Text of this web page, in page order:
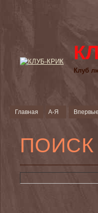
Клуб
Главная А-Я
ПОИСК